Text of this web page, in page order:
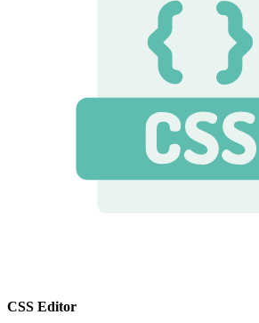
CSS Editor